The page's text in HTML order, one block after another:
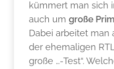
kümmert man sich
auch umgroße
Dabei arbeitet man
der ehemaligen
große …-Test“.